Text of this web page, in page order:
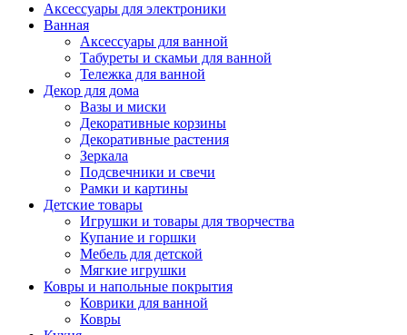
Аксессуары для электроники
Ванная
Аксессуары для ванной
Табуреты и скамьи для ванной
Тележка для ванной
Декор для дома
Вазы и миски
Декоративные корзины
Декоративные растения
Зеркала
Подсвечники и свечи
Рамки и картины
Детские товары
Игрушки и товары для творчества
Купание и горшки
Мебель для детской
Мягкие игрушки
Ковры и напольные покрытия
Коврики для ванной
Ковры